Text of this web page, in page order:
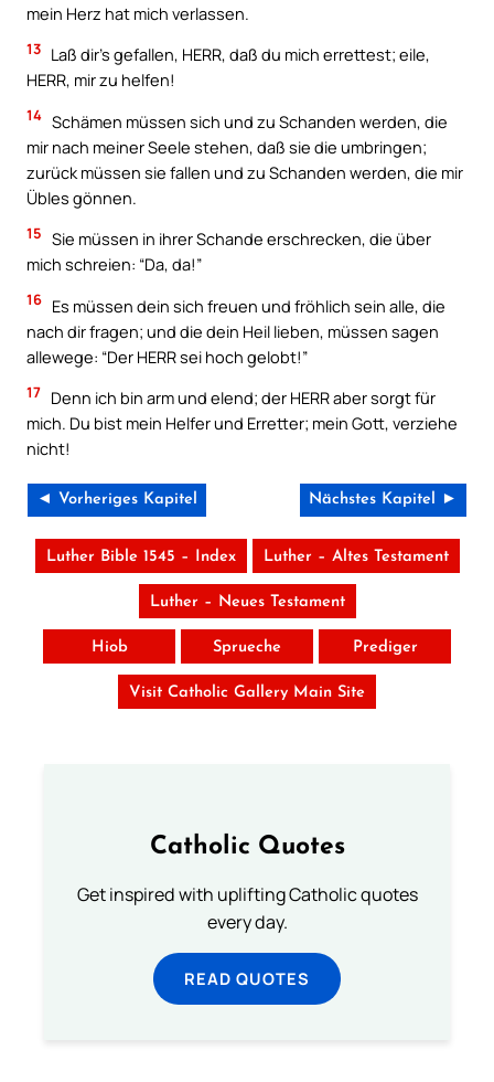
mein Herz hat mich verlassen.
13 Laß dir’s gefallen, HERR, daß du mich errettest; eile,
HERR, mir zu helfen!
14 Schämen müssen sich und zu Schanden werden, die
mir nach meiner Seele stehen, daß sie die umbringen;
zurück müssen sie fallen und zu Schanden werden, die mir
Übles gönnen.
15 Sie müssen in ihrer Schande erschrecken, die über
mich schreien: “Da, da!”
16 Es müssen dein sich freuen und fröhlich sein alle, die
nach dir fragen; und die dein Heil lieben, müssen sagen
allewege: “Der HERR sei hoch gelobt!”
17 Denn ich bin arm und elend; der HERR aber sorgt für
mich. Du bist mein Helfer und Erretter; mein Gott, verziehe
nicht!
◄ Vorheriges Kapitel Nächstes Kapitel ►
Luther Bible 1545 – Index Luther – Altes Testament
Luther – Neues Testament
Hiob Sprueche Prediger
Visit Catholic Gallery Main Site
Catholic Quotes
Get inspired with uplifting Catholic quotes
every day.
READ QUOTES